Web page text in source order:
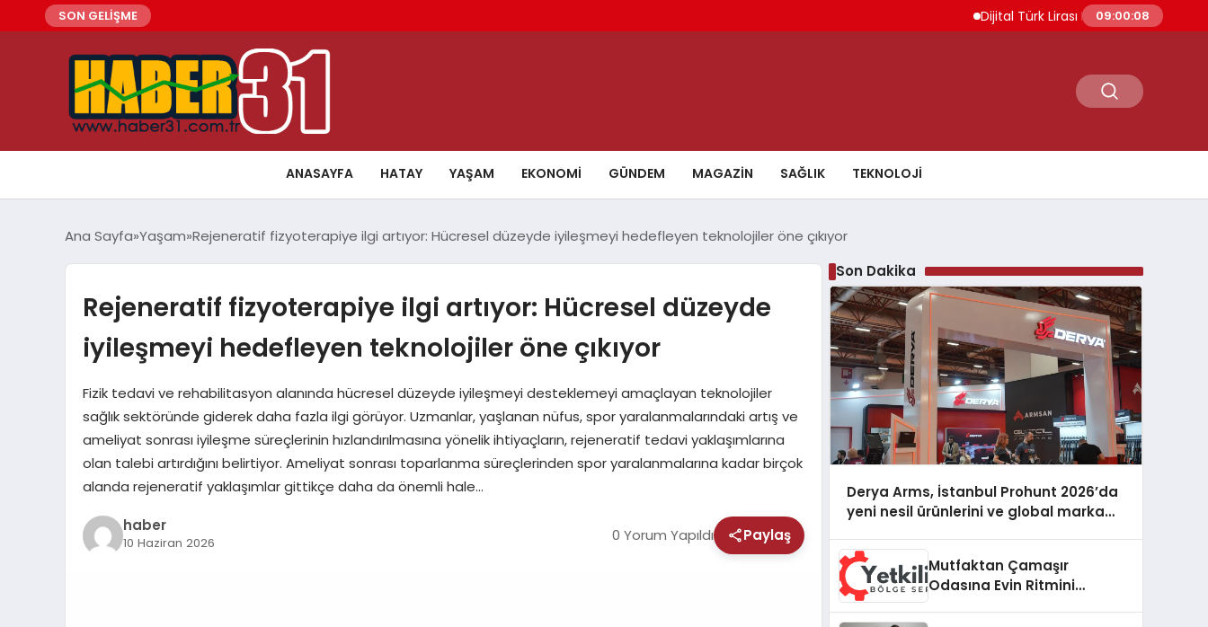
SON GELİŞME Dijital Türk Lirası Projesi Başvuru
09:00:09
ANASAYFA HATAY YAŞAM EKONOMI GÜNDEM MAGAZIN SAĞLIK TEKNOLOJI
Ana Sayfa Yaşam Rejeneratif fizyoterapiye ilgi artıyor: Hücresel düzeyde iyileşmeyi hedefleyen teknolojiler öne çıkıyor
Rejeneratif fizyoterapiye ilgi artıyor: Hücresel düzeyde
iyileşmeyi hedefleyen teknolojiler öne çıkıyor
Fizik tedavi ve rehabilitasyon alanında hücresel düzeyde iyileşmeyi desteklemeyi amaçlayan teknolojiler
sağlık sektöründe giderek daha fazla ilgi görüyor. Uzmanlar, yaşlanan nüfus, spor yaralanmalarındaki artış ve
ameliyat sonrası iyileşme süreçlerinin hızlandırılmasına yönelik ihtiyaçların, rejeneratif tedavi yaklaşımlarına
olan talebi artırdığını belirtiyor. Ameliyat sonrası toparlanma süreçlerinden spor yaralanmalarına kadar birçok
alanda rejeneratif yaklaşımlar gittikçe daha da önemli hale…
haber
10 Haziran 2026 0 Yorum Yapıldı Paylaş
Son Dakika
Derya Arms, İstanbul Prohunt 2026’da
yeni nesil ürünlerini ve global marka
Mutfaktan Çamaşır
Odasına Evin Ritmini